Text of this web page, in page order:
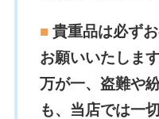
■ 貴重品は必ず
お願いいたします
万が一、盗難や
も、当店では一